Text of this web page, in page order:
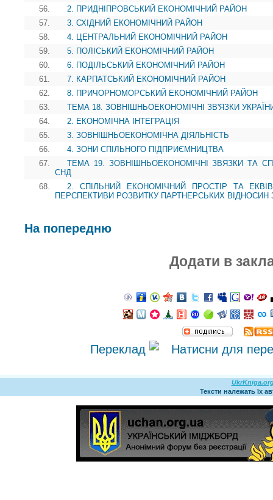
56.
2. ПРИДНІПРОВСЬКИЙ ЕКОНОМІЧНИЙ РАЙОН
57.
3. СХІДНИЙ ЕКОНОМІЧНИЙ РАЙОН
58.
4. ЦЕНТРАЛЬНИЙ ЕКОНОМІЧНИЙ РАЙОН
59.
5. ПОЛІСЬКИЙ ЕКОНОМІЧНИЙ РАЙОН
60.
6. ПОДІЛЬСЬКИЙ ЕКОНОМІЧНИЙ РАЙОН
61.
7. КАРПАТСЬКИЙ ЕКОНОМІЧНИЙ РАЙОН
62.
8. ПРИЧОРНОМОРСЬКИЙ ЕКОНОМІЧНИЙ РАЙОН
63.
ТЕМА 18. ЗОВНІШНЬОЕКОНОМІЧНІ ЗВ'ЯЗКИ
64.
2. ЕКОНОМІЧНА ІНТЕГРАЦІЯ
65.
3. ЗОВНІШНЬОЕКОНОМІЧНА ДІЯЛЬНІСТЬ
66.
4. ЗОНИ СПІЛЬНОГО ПІДПРИЄМНИЦТВА
67.
ТЕМА 19. ЗОВНІШНЬОЕКОНОМІЧНІ ЗВЯЗКИ ТА
СНД
68.
2. СПІЛЬНИЙ ЕКОНОМІЧНИЙ ПРОСТІР ТА
ПЕРСПЕКТИВИ РОЗВИТКУ ПАРТНЕРСЬКИХ ВІДНОСИН
На попередню
Додати в
Переклад
Тексти належать їх